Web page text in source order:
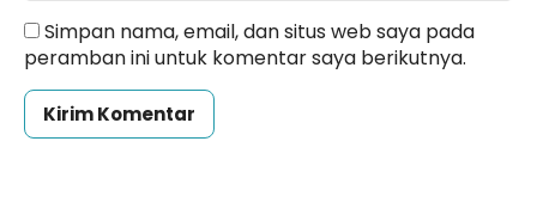
Simpan nama, email, dan situs web saya pada
peramban ini untuk komentar saya berikutnya.